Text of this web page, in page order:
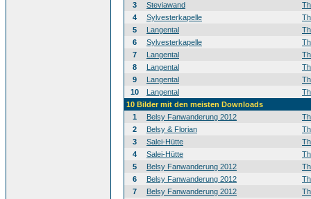
3
Steviawand
4
Sylvesterkapelle
5
Langental
6
Sylvesterkapelle
7
Langental
8
Langental
9
Langental
10
Langental
10 Bilder mit den meisten Downloads
1
Belsy Fanwanderung 2012
2
Belsy & Florian
3
Salei-Hütte
4
Salei-Hütte
5
Belsy Fanwanderung 2012
6
Belsy Fanwanderung 2012
7
Belsy Fanwanderung 2012